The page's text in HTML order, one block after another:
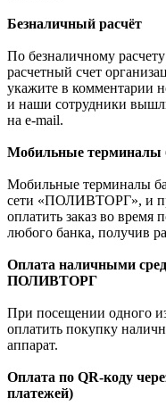
Безналичный расчёт
По безналичному
расчетный счет
укажите в комментарии
и наши сотрудники
на e-mail.
Мобильные терминалы
Мобильные терминалы
сети «ПОЛИВТОРГ», и
оплатить заказ во время
любого банка, получив
Оплата наличными
ПОЛИВТОРГ
При посещении одного
оплатить покупку
аппарат.
Оплата по QR-коду
платежей)